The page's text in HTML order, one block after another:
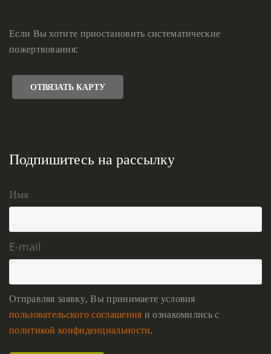
Если Вы хотите приостановить систематические
пожертвования:
ОТВЯЗАТЬ КАРТУ
Подпишитесь на рассылку
Имя
E-mail
Отправляя заявку, Вы принимаете условия
пользовательского соглашения и ознакомились с
политикой конфиденциальности.